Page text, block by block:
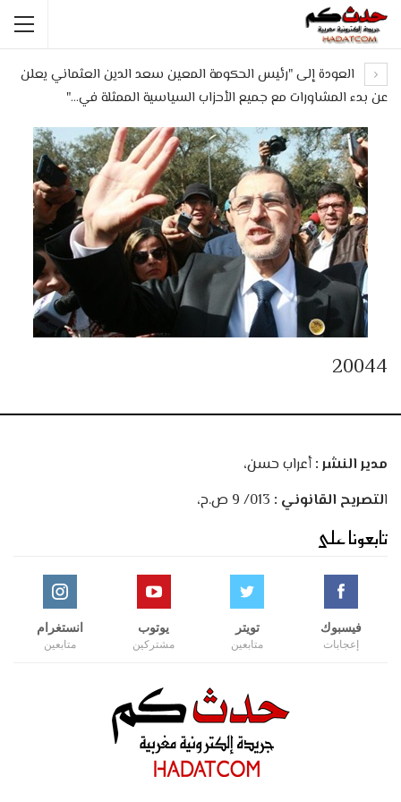
العودة إلى "رئيس الحكومة المعين سعد الدين العثماني يعلن
عن بدء المشاورات مع جميع الأحزاب السياسية الممثلة في…"
20044
مدير النشر :أعراب حسن،
التصريح القانوني :
تابعونا على
فيسبوك
إعجابات
تويتر
متابعين
يوتوب
مشتركين
انستغرام
متابعين